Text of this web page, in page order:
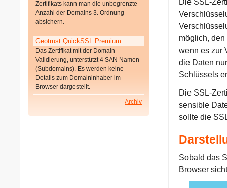
möglich,
wenn es zur
die Daten
Schlüssels
Die SSL-
sensible
sollte die
Sobald das
Browser
Zertifikats kann man die unbegrenzte
Anzahl der Domains 3. Ordnung
absichern.
Geotrust QuickSSL Premium
Das Zertifikat mit der Domain-
Validierung, unterstützt 4 SAN Namen
(Subdomains). Es werden keine
Details zum Domaininhaber im
Browser dargestellt.
Archiv